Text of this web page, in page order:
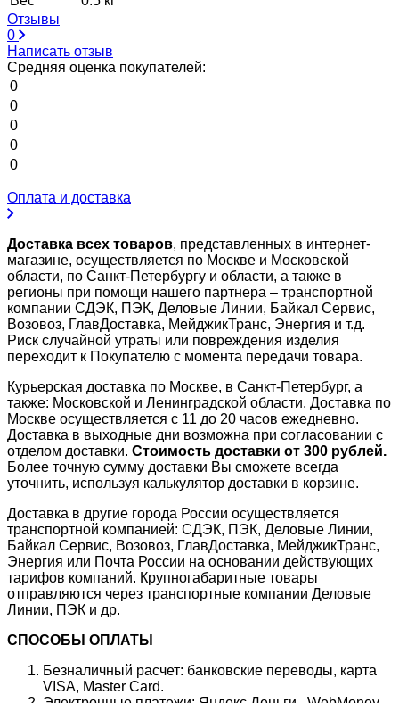
Отзывы
0
Написать отзыв
Средняя оценка покупателей:
0
0
0
0
0
Оплата и доставка
Доставка всех товаров, представленных в интернет-
магазине, осуществляется по Москве и Московской
области, по Санкт-Петербургу и области, а также в
регионы при помощи нашего партнера – транспортной
компании СДЭК, ПЭК, Деловые Линии, Байкал Сервис,
Возовоз, ГлавДоставка, МейджикТранс, Энергия и т.д.
Риск случайной утраты или повреждения изделия
переходит к Покупателю с момента передачи товара.
Курьерская доставка по Москве, в Санкт-Петербург, а
также: Московской и Ленинградской области. Доставка по
Москве осуществляется с 11 до 20 часов ежедневно.
Доставка в выходные дни возможна при согласовании с
отделом доставки. Стоимость доставки от 300 рублей.
Более точную сумму доставки Вы сможете всегда
уточнить, используя калькулятор доставки в корзине.
Доставка в другие города России осуществляется
транспортной компанией: СДЭК, ПЭК, Деловые Линии,
Байкал Сервис, Возовоз, ГлавДоставка, МейджикТранс,
Энергия или Почта России на основании действующих
тарифов компаний. Крупногабаритные товары
отправляются через транспортные компании Деловые
Линии, ПЭК и др.
СПОСОБЫ ОПЛАТЫ
Безналичный расчет: банковские переводы, карта
VISA, Master Card.